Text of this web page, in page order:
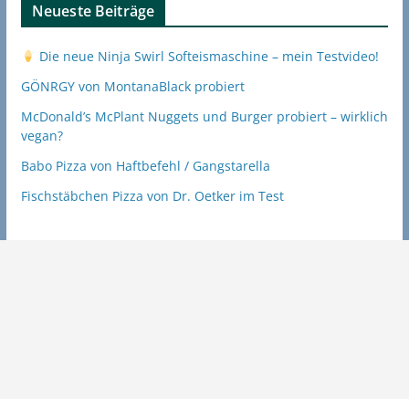
Neueste Beiträge
Die neue Ninja Swirl Softeismaschine – mein Testvideo!
GÖNRGY von MontanaBlack probiert
McDonald’s McPlant Nuggets und Burger probiert – wirklich
vegan?
Babo Pizza von Haftbefehl / Gangstarella
Fischstäbchen Pizza von Dr. Oetker im Test